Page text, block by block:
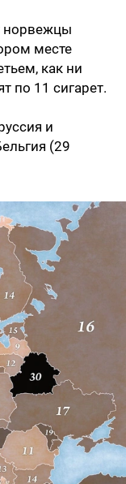
норвежцы
месте
как ни
по 11 сигарет.
и
(29